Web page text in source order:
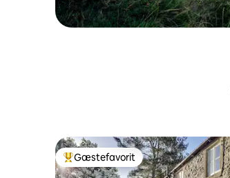
Bedste gæstefavorit
Gæstefavorit